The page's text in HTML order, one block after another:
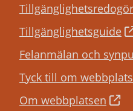
Tillgänglighetsguide
Felanmälan och
Tyck till om
Om webbplatsen